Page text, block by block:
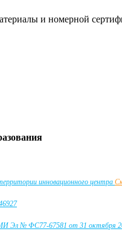
и номерной
инновационного центра
Эл № ФС77-67581 от 31 октября